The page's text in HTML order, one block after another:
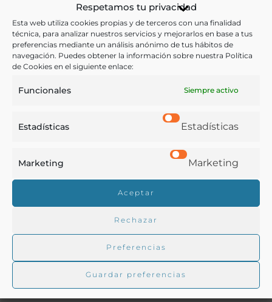
Respetamos tu privacidad
Esta web utiliza cookies propias y de terceros con una finalidad
técnica, para analizar nuestros servicios y mejorarlos en base a tus
preferencias mediante un análisis anónimo de tus hábitos de
navegación. Puedes obtener la información sobre nuestra Política
de Cookies en el siguiente enlace:
Funcionales Siempre activo
Estadísticas Estadísticas
Marketing Marketing
Aceptar
Rechazar
Preferencias
Guardar preferencias
Trapenses, Usos y costumbres
Vinificación
Biblioteca digital Duque de Ahumada